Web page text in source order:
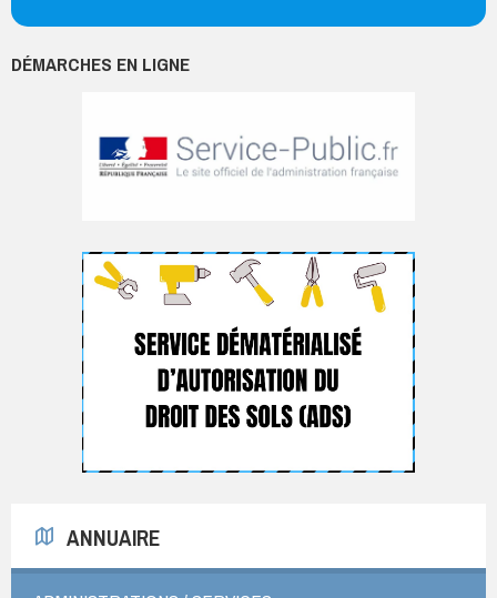
DÉMARCHES EN LIGNE
ANNUAIRE